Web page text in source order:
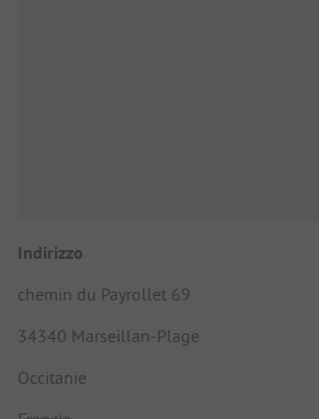
Indirizzo
chemin du Payrollet 69
34340 Marseillan-Plage
Occitanie